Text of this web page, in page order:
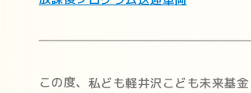
この度、私ども軽井沢こども未来基